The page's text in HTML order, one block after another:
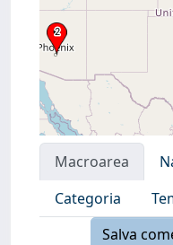
Macroarea
Categoria
Salva